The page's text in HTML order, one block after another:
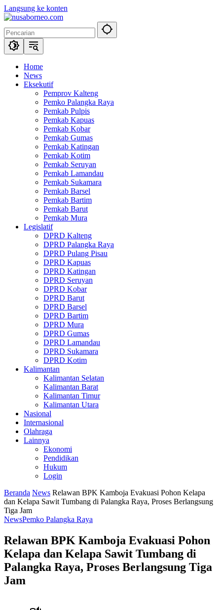
Langsung ke konten
Home
News
Eksekutif
Pemprov Kalteng
Pemko Palangka Raya
Pemkab Pulpis
Pemkab Kapuas
Pemkab Kobar
Pemkab Gumas
Pemkab Katingan
Pemkab Kotim
Pemkab Seruyan
Pemkab Lamandau
Pemkab Sukamara
Pemkab Barsel
Pemkab Bartim
Pemkab Barut
Pemkab Mura
Legislatif
DPRD Kalteng
DPRD Palangka Raya
DPRD Pulang Pisau
DPRD Kapuas
DPRD Katingan
DPRD Seruyan
DPRD Kobar
DPRD Barut
DPRD Barsel
DPRD Bartim
DPRD Mura
DPRD Gumas
DPRD Lamandau
DPRD Sukamara
DPRD Kotim
Kalimantan
Kalimantan Selatan
Kalimantan Barat
Kalimantan Timur
Kalimantan Utara
Nasional
Internasional
Olahraga
Lainnya
Ekonomi
Pendidikan
Hukum
Login
Beranda News Relawan BPK Kamboja Evakuasi Pohon Kelapa
dan Kelapa Sawit Tumbang di Palangka Raya, Proses Berlangsung
Tiga Jam
NewsPemko Palangka Raya
Relawan BPK Kamboja Evakuasi Pohon
Kelapa dan Kelapa Sawit Tumbang di
Palangka Raya, Proses Berlangsung Tiga
Jam